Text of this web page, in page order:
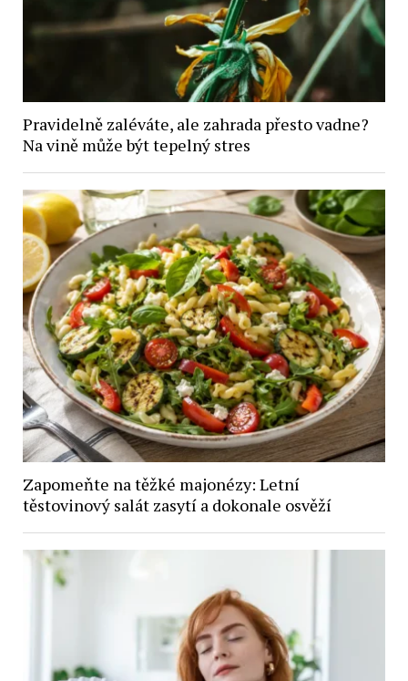
Pravidelně zaléváte, ale zahrada přesto vadne?
Na vině může být tepelný stres
Zapomeňte na těžké majonézy: Letní
těstovinový salát zasytí a dokonale osvěží